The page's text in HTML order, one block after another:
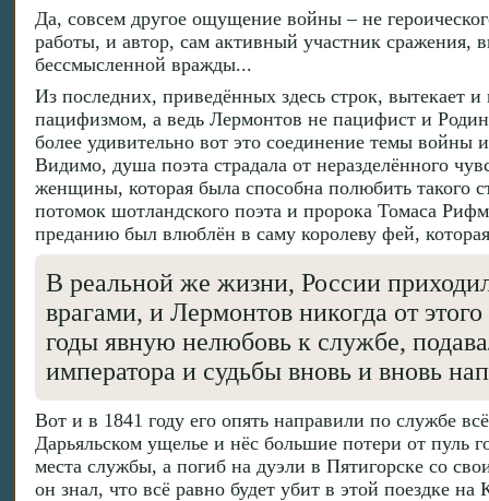
Да, совсем другое ощущение войны – не
работы, и автор, сам активный участник сражения,
бессмысленной вражды...
Из последних, приведённых здесь строк, вытекает
пацифизмом, а ведь Лермонтов не пацифист и
более удивительно вот это соединение темы
Видимо, душа поэта страдала от неразделённого
женщины, которая была способна полюбить такого
потомок шотландского поэта и пророка Томаса
преданию был влюблён в саму королеву фей,
В реальной же жизни, России
врагами, и Лермонтов никогда от
годы явную нелюбовь к службе,
императора и судьбы вновь и вновь
Вот и в 1841 году его опять направили по службе
Дарьяльском ущелье и нёс большие потери от пуль
места службы, а погиб на дуэли в Пятигорске со
он знал, что всё равно будет убит в этой поездке